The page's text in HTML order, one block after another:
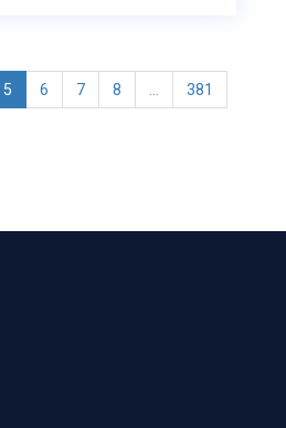
5 6 7 8 381